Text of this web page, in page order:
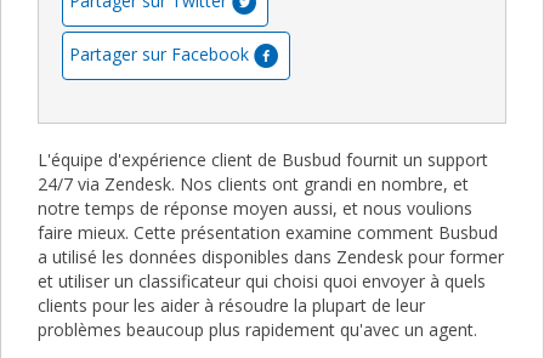
Partager sur Facebook
L'équipe d'expérience client de Busbud fournit un support
24/7 via Zendesk. Nos clients ont grandi en nombre, et
notre temps de réponse moyen aussi, et nous voulions
faire mieux. Cette présentation examine comment Busbud
a utilisé les données disponibles dans Zendesk pour former
et utiliser un classificateur qui choisi quoi envoyer à quels
clients pour les aider à résoudre la plupart de leur
problèmes beaucoup plus rapidement qu'avec un agent.